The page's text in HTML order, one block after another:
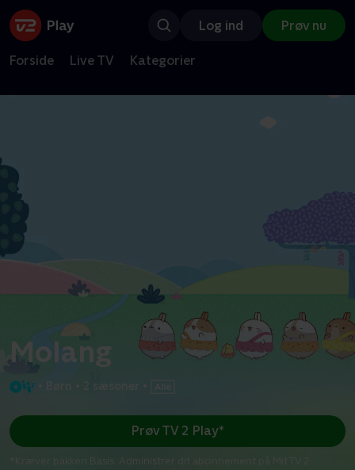
Log ind Prøv nu
Forside Live TV Kategorier
Molang
2 sæsoner
Prøv TV 2 Play*
*Kræver pakken Basis. Administrer dit abonnement på Mit TV 2.